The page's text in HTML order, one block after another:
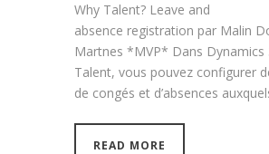
Why Talent? Leave and
absence registration par Malin
Martnes *MVP* Dans Dynamics
Talent, vous pouvez configurer
de congés et d’absences
READ MORE